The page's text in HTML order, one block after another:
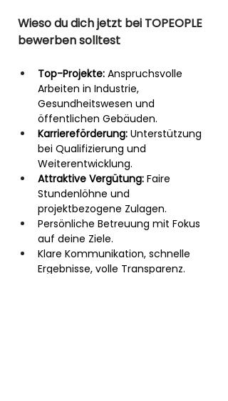
Wieso du dich jetzt bei TOPEOPLE
bewerben solltest
Top-Projekte: Anspruchsvolle
Arbeiten in Industrie,
Gesundheitswesen und
öffentlichen Gebäuden.
Karriereförderung: Unterstützung
bei Qualifizierung und
Weiterentwicklung.
Attraktive Vergütung: Faire
Stundenlöhne und
projektbezogene Zulagen.
Persönliche Betreuung mit Fokus
auf deine Ziele.
Klare Kommunikation, schnelle
Ergebnisse, volle Transparenz.